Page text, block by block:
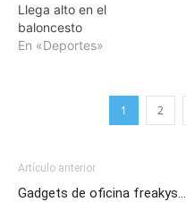
Llega alto en el
baloncesto
En «Deportes»
1 2
Artículo anterior
Gadgets de oficina freakys…